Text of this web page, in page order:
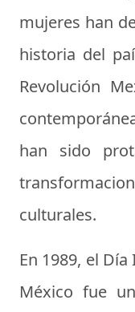
mujeres han
historia del
Revolución
han sido
culturales.
En 1989, el
México fue